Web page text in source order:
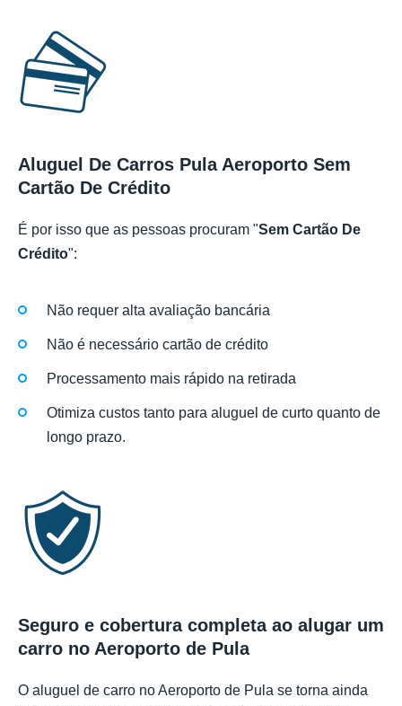
Aluguel De Carros Pula Aeroporto Sem
Cartão De Crédito
É por isso que as pessoas procuram "Sem Cartão De
Crédito":
Não requer alta avaliação bancária
Não é necessário cartão de crédito
Processamento mais rápido na retirada
Otimiza custos tanto para aluguel de curto quanto de
longo prazo.
Seguro e cobertura completa ao alugar um
carro no Aeroporto de Pula
O aluguel de carro no Aeroporto de Pula se torna ainda